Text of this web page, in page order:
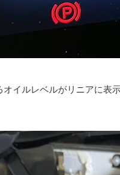
イルレベルがリニアに表